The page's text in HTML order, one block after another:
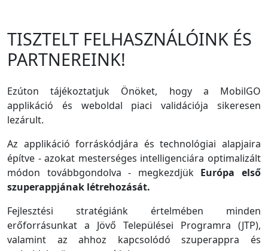
TISZTELT FELHASZNÁLÓINK ÉS
PARTNEREINK!
Ezúton tájékoztatjuk Önöket, hogy a MobilGO
applikáció és weboldal piaci validációja sikeresen
lezárult.
Az applikáció forráskódjára és technológiai alapjaira
építve - azokat mesterséges intelligenciára optimalizált
módon továbbgondolva - megkezdjük Európa első
szuperappjának létrehozását.
Fejlesztési stratégiánk értelmében minden
erőforrásunkat a Jövő Települései Programra (JTP),
valamint az ahhoz kapcsolódó szuperappra és